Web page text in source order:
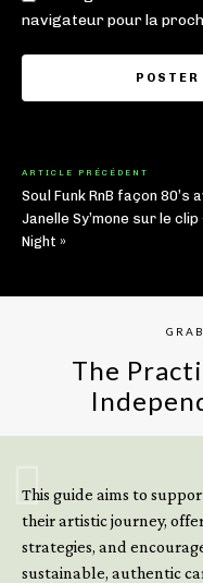
navigateur pour la
ARTICLE PRÉCÉDENT
Soul Funk RnB façon 80’s
Janelle Sy’mone sur le clip
Night »
The
This guide aims to
their artistic journey,
strategies, and
sustainable, authentic